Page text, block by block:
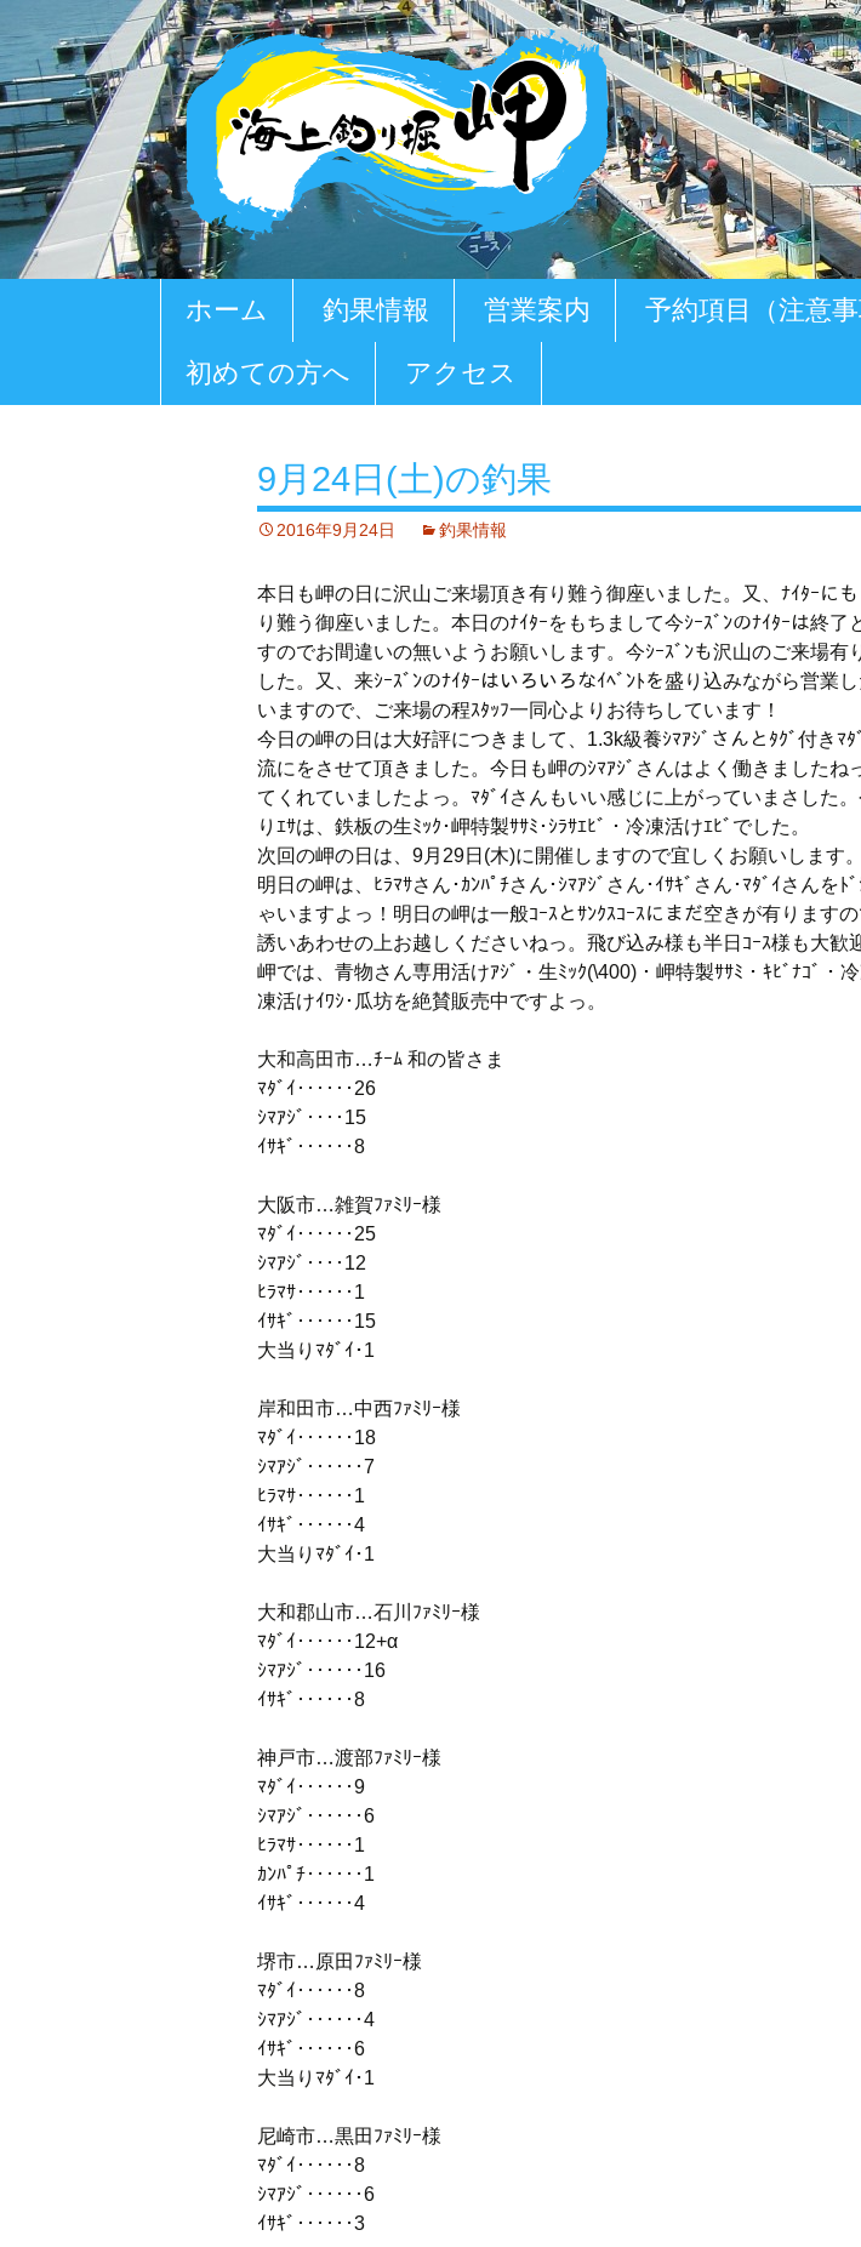
ツ
ホーム 釣果情報 営業案内 予約項目（注意事
初めての方へ アクセス
9月24日(土)の釣果
2016年9月24日 釣果情報
本日も岬の日に沢山ご来場頂き有り難う御座いました。又、ﾅｲﾀｰに
り難う御座いました。本日のﾅｲﾀｰをもちまして今ｼｰｽﾞﾝのﾅｲﾀｰは終了
すのでお間違いの無いようお願いします。今ｼｰｽﾞﾝも沢山のご来場有
した。又、来ｼｰｽﾞﾝのﾅｲﾀｰはいろいろなｲﾍﾞﾝﾄを盛り込みながら営業
いますので、ご来場の程ｽﾀｯﾌ一同心よりお待ちしています！
今日の岬の日は大好評につきまして、1.3k級養ｼﾏｱｼﾞさんとﾀｸﾞ付きﾏ
流にをさせて頂きました。今日も岬のｼﾏｱｼﾞさんはよく働きましたね
てくれていましたよっ。ﾏﾀﾞｲさんもいい感じに上がっていまさした
りｴｻは、鉄板の生ﾐｯｸ･岬特製ｻｻﾐ･ｼﾗｻｴﾋﾞ・冷凍活けｴﾋﾞでした。
次回の岬の日は、9月29日(木)に開催しますので宜しくお願いします。
明日の岬は、ﾋﾗﾏｻさん･ｶﾝﾊﾟﾁさん･ｼﾏｱｼﾞさん･ｲｻｷﾞさん･ﾏﾀﾞｲさんをﾄ
ゃいますよっ！明日の岬は一般ｺｰｽとｻﾝｸｽｺｰｽにまだ空きが有ります
誘いあわせの上お越しくださいねっ。飛び込み様も半日ｺｰｽ様も大歓
岬では、青物さん専用活けｱｼﾞ・生ﾐｯｸ(\400)・岬特製ｻｻﾐ・ｷﾋﾞﾅｺﾞ・
凍活けｲﾜｼ･瓜坊を絶賛販売中ですよっ。
大和高田市…ﾁｰﾑ 和の皆さま
ﾏﾀﾞｲ‥‥‥26
ｼﾏｱｼﾞ‥‥15
ｲｻｷﾞ‥‥‥8
大阪市…雑賀ﾌｧﾐﾘｰ様
ﾏﾀﾞｲ‥‥‥25
ｼﾏｱｼﾞ‥‥12
ﾋﾗﾏｻ‥‥‥1
ｲｻｷﾞ‥‥‥15
大当りﾏﾀﾞｲ･1
岸和田市…中西ﾌｧﾐﾘｰ様
ﾏﾀﾞｲ‥‥‥18
ｼﾏｱｼﾞ‥‥‥7
ﾋﾗﾏｻ‥‥‥1
ｲｻｷﾞ‥‥‥4
大当りﾏﾀﾞｲ･1
大和郡山市…石川ﾌｧﾐﾘｰ様
ﾏﾀﾞｲ‥‥‥12+α
ｼﾏｱｼﾞ‥‥‥16
ｲｻｷﾞ‥‥‥8
神戸市…渡部ﾌｧﾐﾘｰ様
ﾏﾀﾞｲ‥‥‥9
ｼﾏｱｼﾞ‥‥‥6
ﾋﾗﾏｻ‥‥‥1
ｶﾝﾊﾟﾁ‥‥‥1
ｲｻｷﾞ‥‥‥4
堺市…原田ﾌｧﾐﾘｰ様
ﾏﾀﾞｲ‥‥‥8
ｼﾏｱｼﾞ‥‥‥4
ｲｻｷﾞ‥‥‥6
大当りﾏﾀﾞｲ･1
尼崎市…黒田ﾌｧﾐﾘｰ様
ﾏﾀﾞｲ‥‥‥8
ｼﾏｱｼﾞ‥‥‥6
ｲｻｷﾞ‥‥‥3